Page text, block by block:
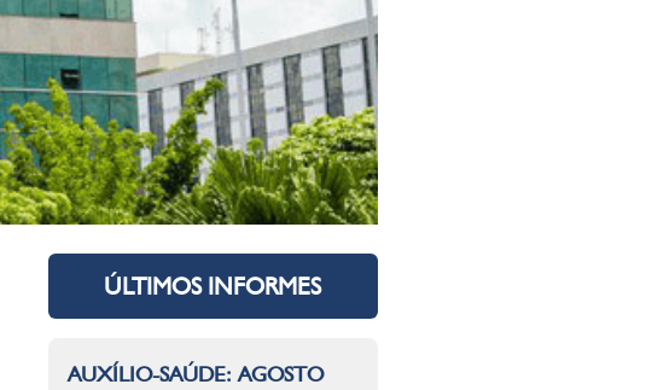
ÚLTIMOS INFORMES
AUXÍLIO-SAÚDE: AGOSTO